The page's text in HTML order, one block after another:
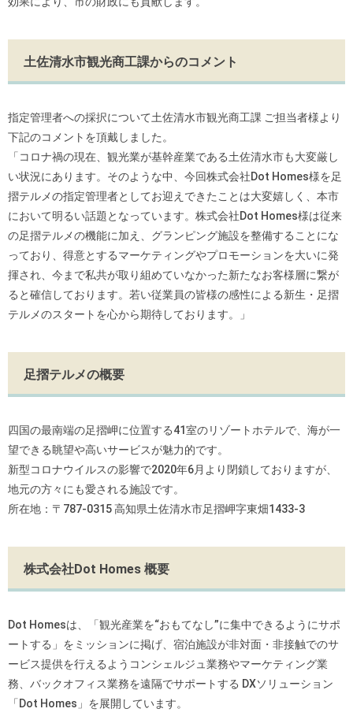
土佐清水市観光商工課からのコメント
指定管理者への採択について土佐清水市観光商工課 ご担当者様より
下記のコメントを頂戴しました。
「コロナ禍の現在、観光業が基幹産業である土佐清水市も大変厳し
い状況にあります。そのような中、今回株式会社Dot Homes様を足
摺テルメの指定管理者としてお迎えできたことは大変嬉しく、本市
において明るい話題となっています。株式会社Dot Homes様は従来
の足摺テルメの機能に加え、グランピング施設を整備することにな
っており、得意とするマーケティングやプロモーションを大いに発
揮され、今まで私共が取り組めていなかった新たなお客様層に繋が
ると確信しております。 若い従業員の皆様の感性による新生・足摺
テルメのスタートを心から期待しております。」
足摺テルメの概要
四国の最南端の足摺岬に位置する41室のリゾートホテルで、海が一
望できる眺望や高いサービスが魅力的です。
新型コロナウイルスの影響で2020年6月より閉鎖しておりますが、
地元の方々にも愛される施設です。
所在地：〒787‐0315 高知県土佐清水市足摺岬字東畑1433‐3
株式会社Dot Homes 概要
Dot Homesは、「観光産業を“おもてなし”に集中できるようにサポ
ートする」をミッションに掲げ、宿泊施設が非対面・非接触でのサ
ービス提供を行えるようコンシェルジュ業務やマーケティング業
務、バックオフィス業務を遠隔でサポートする DXソリューション
「Dot Homes」を展開しています。